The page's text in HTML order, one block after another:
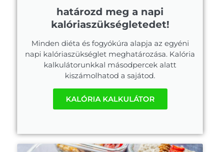
határozd meg a napi
kalóriaszükségletedet!
Minden diéta és fogyókúra alapja az egyéni
napi kalóriaszükséglet meghatározása. Kalória
kalkulátorunkkal másodpercek alatt
kiszámolhatod a sajátod.
KALÓRIA KALKULÁTOR